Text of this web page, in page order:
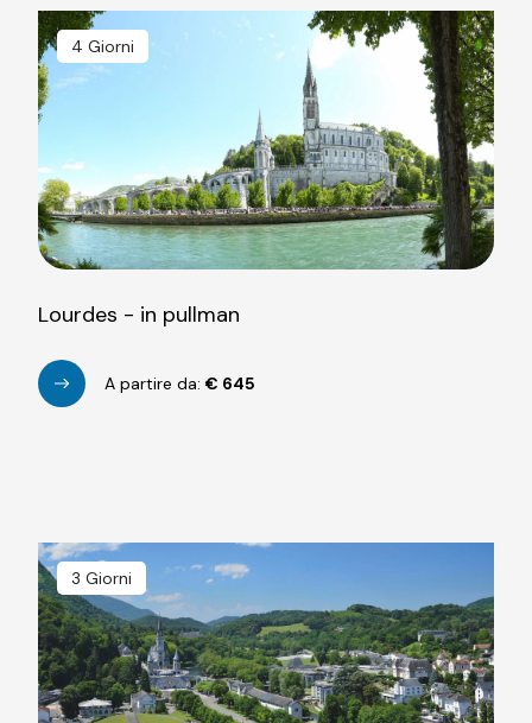
4 Giorni
Lourdes - in pullman
A partire da: € 645
3 Giorni